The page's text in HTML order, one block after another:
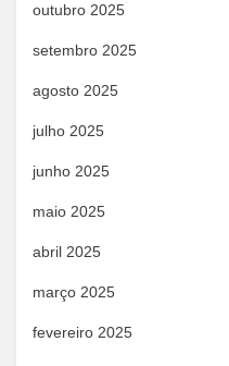
outubro 2025
setembro 2025
agosto 2025
julho 2025
junho 2025
maio 2025
abril 2025
março 2025
fevereiro 2025